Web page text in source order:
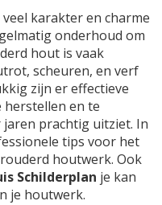
karakter en charme
onderhoud om
hout is vaak
scheuren, en verf
zijn er effectieve
en te
prachtig uitziet. In
tips voor het
houtwerk. Ook
Schilderplan je kan
je houtwerk.